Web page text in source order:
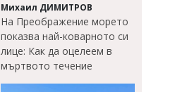
Михаил ДИМИТРОВ
На Преображение морето
показва най-коварното си
лице: Как да оцелеем в
мъртвото течение